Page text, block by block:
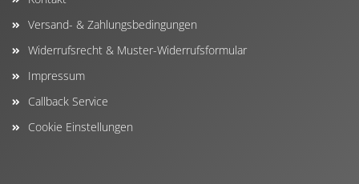
Versand- & Zahlungsbedingungen
Widerrufsrecht & Muster-Widerrufsformular
Impressum
Callback Service
Cookie Einstellungen